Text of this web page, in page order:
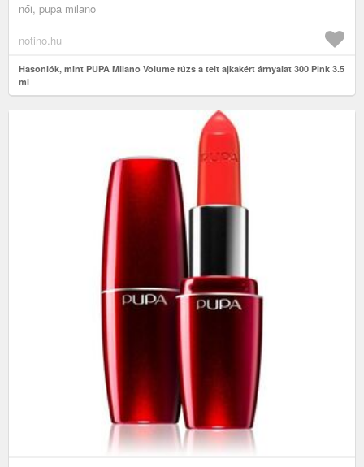
női, pupa milano
notino.hu
Hasonlók, mint PUPA Milano Volume rúzs a telt ajkakért árnyalat 300 Pink 3.5
ml